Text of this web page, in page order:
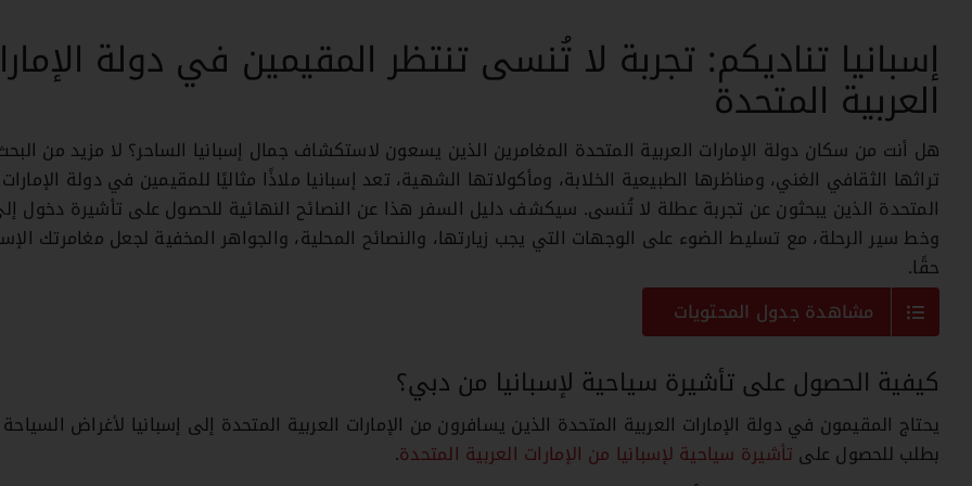
إسبانيا تناديكم: تجربة لا تُنسى تنتظر المقيمين في دولة
العربية المتحدة
هل أنت من سكان دولة الإمارات العربية المتحدة المغامرين الذين يسعون لاستكشاف جمال إسبانيا الساحر؟ لا مزيد من
تراثها الثقافي الغني، ومناظرها الطبيعية الخلابة، ومأكولاتها الشهية، تعد إسبانيا ملاذًا مثاليًا للمقيمين في دولة
المتحدة الذين يبحثون عن تجربة عطلة لا تُنسى. سيكشف دليل السفر هذا عن النصائح النهائية للحصول على تأشيرة دخول
وخط سير الرحلة، مع تسليط الضوء على الوجهات التي يجب زيارتها، والنصائح المحلية، والجواهر المخفية لجعل مغامرتك
حقًا.
مشاهدة جدول المحتويات
كيفية الحصول على تأشيرة سياحية لإسبانيا من دبي؟
يحتاج المقيمون في دولة الإمارات العربية المتحدة الذين يسافرون من الإمارات العربية المتحدة إلى إسبانيا لأغراض
بطلب للحصول على تأشيرة سياحية لإسبانيا من الإمارات العربية المتحدة.